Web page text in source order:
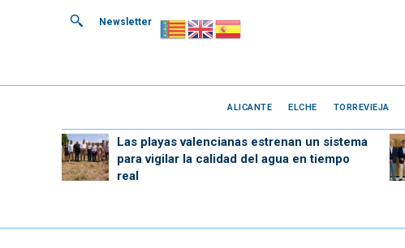
Newsletter
ALICANTE ELCHE TORREVIEJA
Las playas valencianas estrenan un sistema
para vigilar la calidad del agua en tiempo
real